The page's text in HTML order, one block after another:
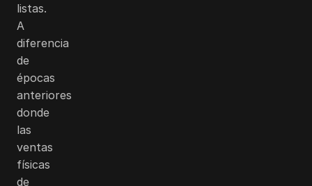
listas.
A
diferencia
de
épocas
anteriores
donde
las
ventas
físicas
de